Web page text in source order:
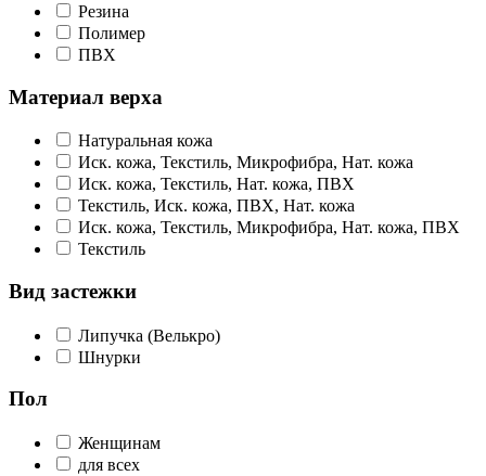
Резина
Полимер
ПВХ
Материал верха
Натуральная кожа
Иск. кожа, Текстиль, Микрофибра, Нат. кожа
Иск. кожа, Текстиль, Нат. кожа, ПВХ
Текстиль, Иск. кожа, ПВХ, Нат. кожа
Иск. кожа, Текстиль, Микрофибра, Нат. кожа, ПВХ
Текстиль
Вид застежки
Липучка (Велькро)
Шнурки
Пол
Женщинам
для всех